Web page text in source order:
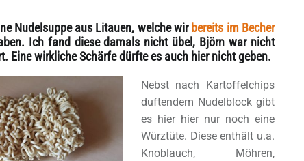
Nudelsuppe aus Litauen, welche wir bereits im Becher
Ich fand diese damals nicht übel, Björn war nicht
Eine wirkliche Schärfe dürfte es auch hier nicht geben.
Nebst nach Kartoffelchips
duftendem Nudelblock gibt
es hier hier nur noch eine
Würztüte. Diese enthält u.a.
Knoblauch, Möhren,